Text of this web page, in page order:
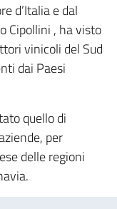
d’Italia e dal
Cipollini , ha visto
vinicoli del Sud
dai Paesi
quello di
per
delle regioni